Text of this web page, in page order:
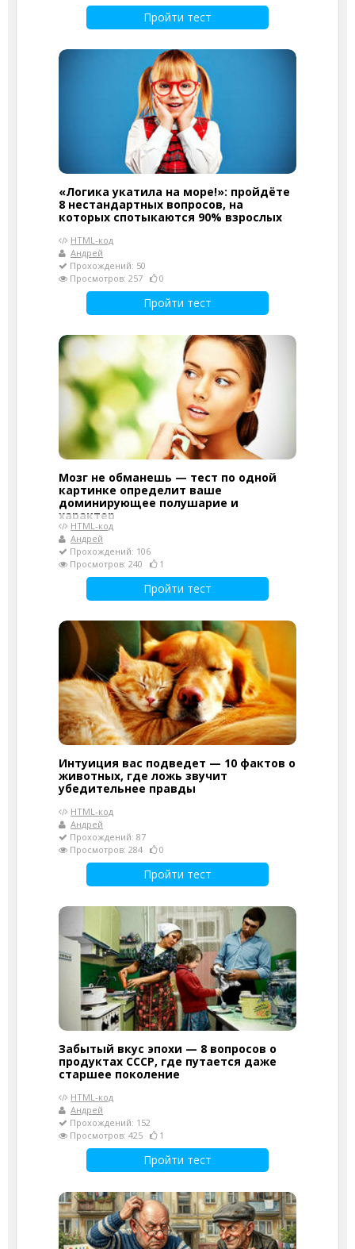
Пройти тест
«Логика укатила на море!»: пройдёте
8 нестандартных вопросов, на
которых спотыкаются 90% взрослых
HTML-код
Андрей
Прохождений: 50
Просмотров: 257
0
Пройти тест
Мозг не обманешь — тест по одной
картинке определит ваше
доминирующее полушарие и
характер
HTML-код
Андрей
Прохождений: 106
Просмотров: 240
1
Пройти тест
Интуиция вас подведет — 10 фактов о
животных, где ложь звучит
убедительнее правды
HTML-код
Андрей
Прохождений: 87
Просмотров: 284
0
Пройти тест
Забытый вкус эпохи — 8 вопросов о
продуктах СССР, где путается даже
старшее поколение
HTML-код
Андрей
Прохождений: 152
Просмотров: 425
1
Пройти тест